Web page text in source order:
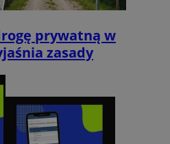
prywatną w
zasady